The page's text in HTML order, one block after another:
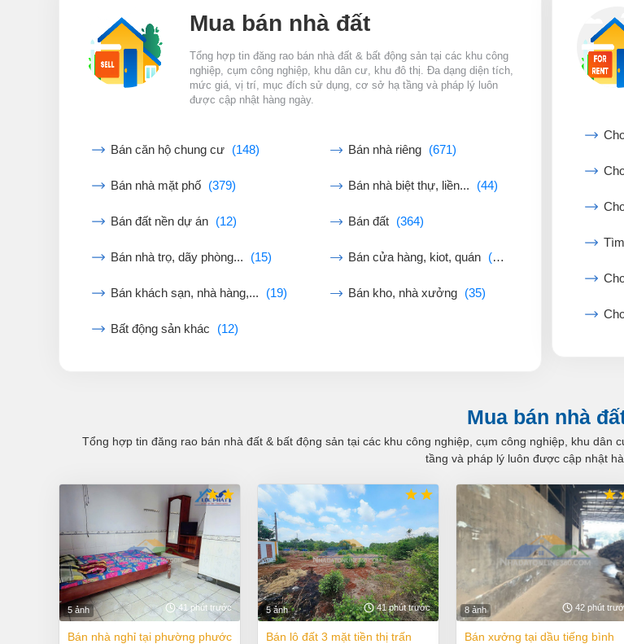
Mua bán nhà đất
Tổng hợp tin đăng rao bán nhà đất & bất động sản tại các khu công
nghiệp, cụm công nghiệp, khu dân cư, khu đô thị. Đa dạng diện tích,
mức giá, vị trí, mục đích sử dụng, cơ sở hạ tầng và pháp lý luôn
được cập nhật hàng ngày.
Bán căn hộ chung cư (148) Bán nhà riêng (671)
Bán nhà mặt phố (379) Bán nhà biệt thự, liền... (44)
Bán đất nền dự án (12) Bán đất (364)
Bán nhà trọ, dãy phòng... (15) Bán cửa hàng, kiot, quán (45)
Bán khách sạn, nhà hàng,... (19) Bán kho, nhà xưởng (35)
Bất động sản khác (12)
Mua bán nhà
Tổng hợp tin đăng rao bán nhà đất & bất động sản tại các khu công nghiệp, cụm công nghiệp, khu
tầng và pháp lý luôn được cập nhật
5 ảnh 41 phút trước
bán nhà nghỉ tại phường phước
5 ảnh 41 phút trước
bán lô đất 3 mặt tiền thị trấn
8 ảnh 42 phút
bán xưởng tại dầu tiếng bình